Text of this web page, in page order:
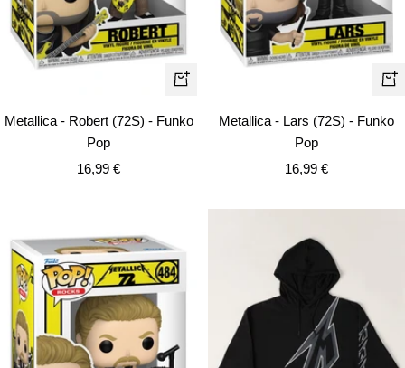
+
Añadir
Metallica - Robert (72S) - Funko
Pop
Precio
16,99 €
+
Metallica - Lars (72S) - Funko
Pop
Precio
venta
16,99 €